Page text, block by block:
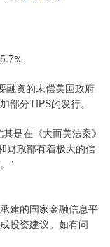
资的未偿美国政府
部分TIPS的发行。
是在《大而美法案》
财政部有着极大的信
”
建的国家金融信息平
投资建议。如有问